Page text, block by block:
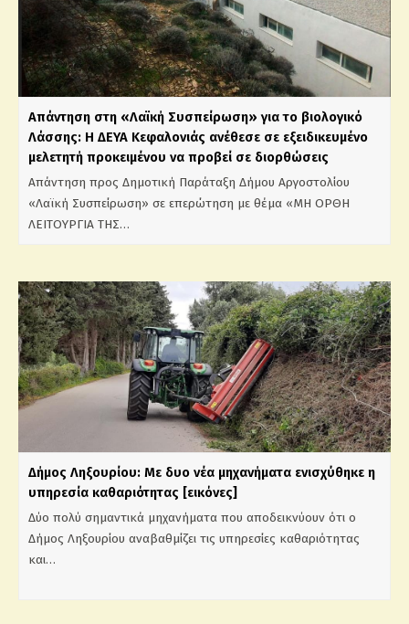
Απάντηση στη «Λαϊκή Συσπείρωση» για το βιολογικό
Λάσσης: Η ΔΕΥΑ Κεφαλονιάς ανέθεσε σε εξειδικευμένο
μελετητή προκειμένου να προβεί σε διορθώσεις
Απάντηση προς Δημοτική Παράταξη Δήμου Αργοστολίου
«Λαϊκή Συσπείρωση» σε επερώτηση με θέμα «ΜΗ ΟΡΘΗ
ΛΕΙΤΟΥΡΓΙΑ ΤΗΣ…
Δήμος Ληξουρίου: Με δυο νέα μηχανήματα ενισχύθηκε η
υπηρεσία καθαριότητας [εικόνες]
Δύο πολύ σημαντικά μηχανήματα που αποδεικνύουν ότι ο
Δήμος Ληξουρίου αναβαθμίζει τις υπηρεσίες καθαριότητας
και…